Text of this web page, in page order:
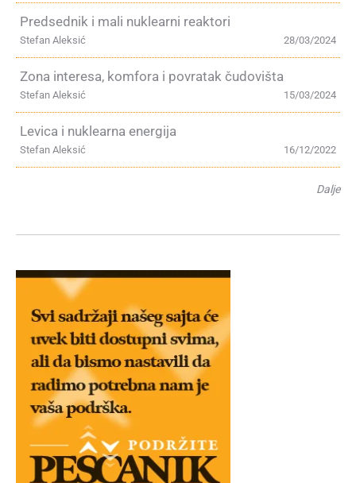
Predsednik i mali nuklearni reaktori
28/03/2024
Stefan Aleksić
Zona interesa, komfora i povratak čudovišta
15/03/2024
Stefan Aleksić
Levica i nuklearna energija
16/12/2022
Stefan Aleksić
Dalje